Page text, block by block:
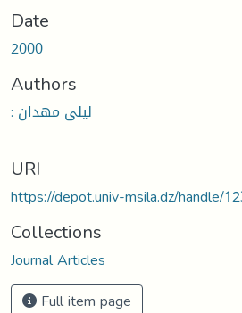
Date
2000
Authors
: ليلى مهدان
URI
https://depot.univ-msila.dz/handle/
Collections
Journal Articles
Full item page